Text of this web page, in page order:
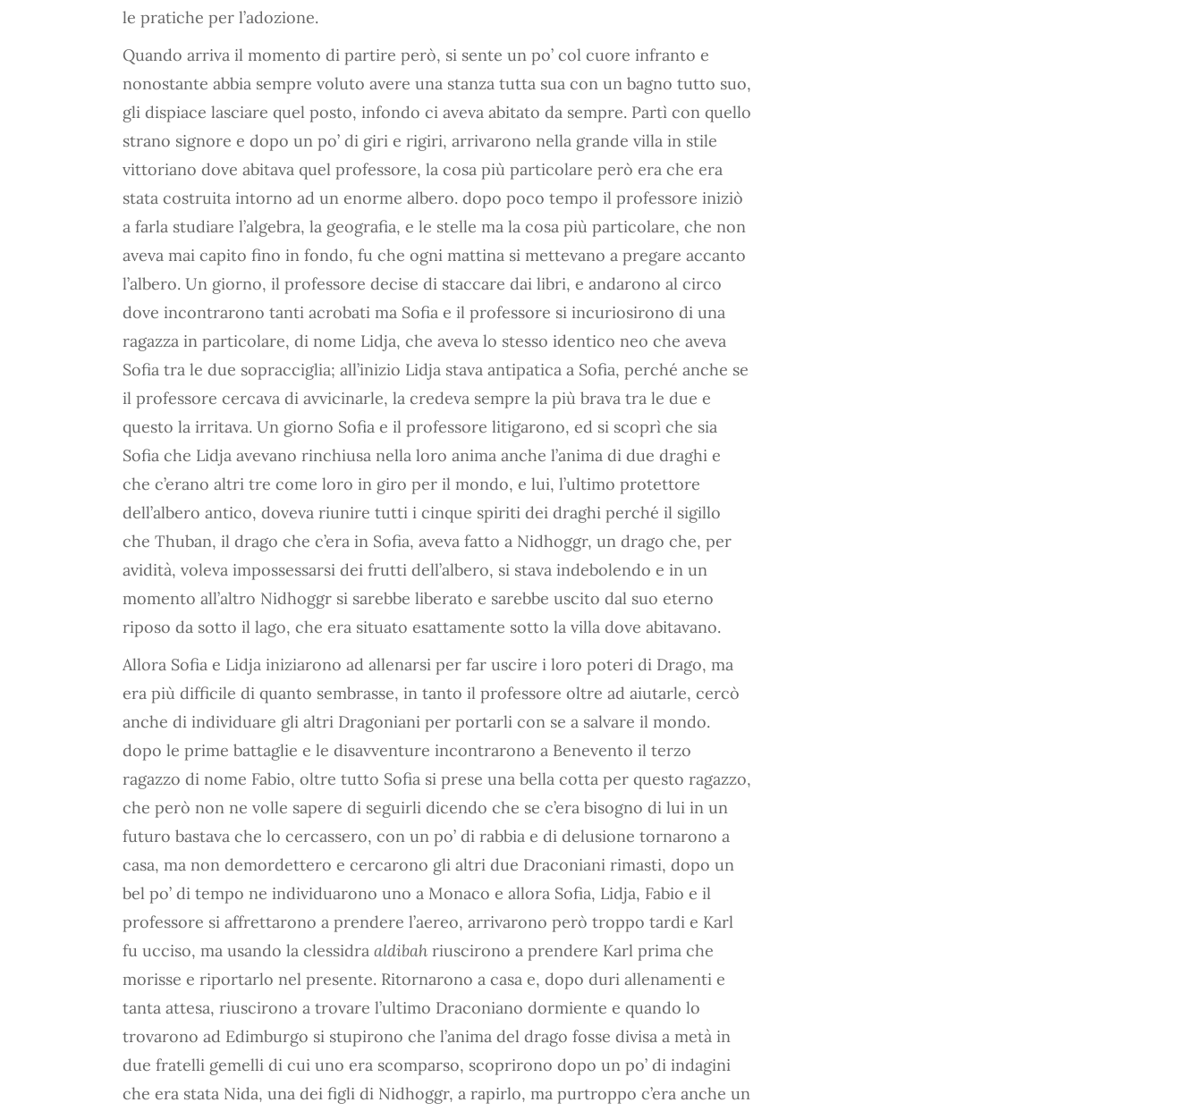
le pratiche per l’adozione.
Quando arriva il momento di partire però, si sente un po’ col cuore infranto e
nonostante abbia sempre voluto avere una stanza tutta sua con un bagno tutto suo,
gli dispiace lasciare quel posto, infondo ci aveva abitato da sempre. Partì con quello
strano signore e dopo un po’ di giri e rigiri, arrivarono nella grande villa in stile
vittoriano dove abitava quel professore, la cosa più particolare però era che era
stata costruita intorno ad un enorme albero. dopo poco tempo il professore iniziò
a farla studiare l’algebra, la geografia, e le stelle ma la cosa più particolare, che non
aveva mai capito fino in fondo, fu che ogni mattina si mettevano a pregare accanto
l’albero. Un giorno, il professore decise di staccare dai libri, e andarono al circo
dove incontrarono tanti acrobati ma Sofia e il professore si incuriosirono di una
ragazza in particolare, di nome Lidja, che aveva lo stesso identico neo che aveva
Sofia tra le due sopracciglia; all’inizio Lidja stava antipatica a Sofia, perché anche se
il professore cercava di avvicinarle, la credeva sempre la più brava tra le due e
questo la irritava. Un giorno Sofia e il professore litigarono, ed si scoprì che sia
Sofia che Lidja avevano rinchiusa nella loro anima anche l’anima di due draghi e
che c’erano altri tre come loro in giro per il mondo, e lui, l’ultimo protettore
dell’albero antico, doveva riunire tutti i cinque spiriti dei draghi perché il sigillo
che Thuban, il drago che c’era in Sofia, aveva fatto a Nidhoggr, un drago che, per
avidità, voleva impossessarsi dei frutti dell’albero, si stava indebolendo e in un
momento all’altro Nidhoggr si sarebbe liberato e sarebbe uscito dal suo eterno
riposo da sotto il lago, che era situato esattamente sotto la villa dove abitavano.
Allora Sofia e Lidja iniziarono ad allenarsi per far uscire i loro poteri di Drago, ma
era più difficile di quanto sembrasse, in tanto il professore oltre ad aiutarle, cercò
anche di individuare gli altri Dragoniani per portarli con se a salvare il mondo.
dopo le prime battaglie e le disavventure incontrarono a Benevento il terzo
ragazzo di nome Fabio, oltre tutto Sofia si prese una bella cotta per questo ragazzo,
che però non ne volle sapere di seguirli dicendo che se c’era bisogno di lui in un
futuro bastava che lo cercassero, con un po’ di rabbia e di delusione tornarono a
casa, ma non demordettero e cercarono gli altri due Draconiani rimasti, dopo un
bel po’ di tempo ne individuarono uno a Monaco e allora Sofia, Lidja, Fabio e il
professore si affrettarono a prendere l’aereo, arrivarono però troppo tardi e Karl
fu ucciso, ma usando la clessidra aldibah riuscirono a prendere Karl prima che
morisse e riportarlo nel presente. Ritornarono a casa e, dopo duri allenamenti e
tanta attesa, riuscirono a trovare l’ultimo Draconiano dormiente e quando lo
trovarono ad Edimburgo si stupirono che l’anima del drago fosse divisa a metà in
due fratelli gemelli di cui uno era scomparso, scoprirono dopo un po’ di indagini
che era stata Nida, una dei figli di Nidhoggr, a rapirlo, ma purtroppo c’era anche un